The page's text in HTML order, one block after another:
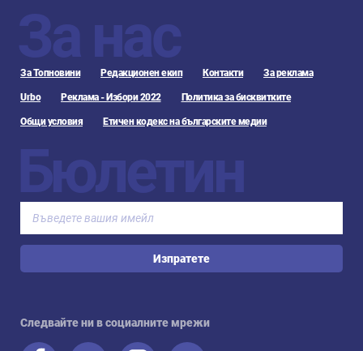
За нас
За Топновини Редакционен екип Контакти За реклама
Urbo Реклама - Избори 2022 Политика за бисквитките
Общи условия Етичен кодекс на българските медии
Бюлетин
Изпратете
Следвайте ни в социалните мрежи